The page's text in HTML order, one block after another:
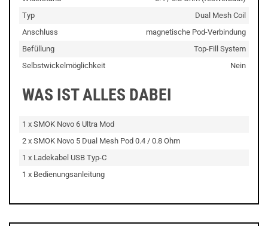
Typ
Dual Mesh Coil
Anschluss
magnetische Pod-Verbindung
Befüllung
Top-Fill System
Selbstwickelmöglichkeit
Nein
WAS IST ALLES DABEI
1 x SMOK Novo 6 Ultra Mod
2 x SMOK Novo 5 Dual Mesh Pod 0.4 / 0.8 Ohm
1 x Ladekabel USB Typ-C
1 x Bedienungsanleitung